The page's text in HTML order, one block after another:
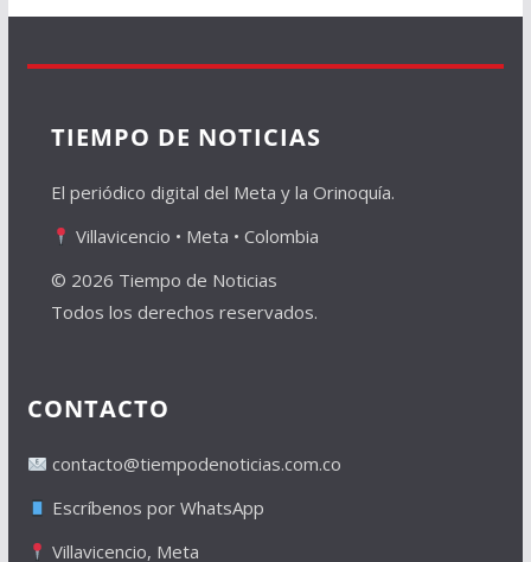
TIEMPO DE NOTICIAS
El periódico digital del Meta y la Orinoquía.
Villavicencio • Meta • Colombia
© 2026 Tiempo de Noticias
Todos los derechos reservados.
CONTACTO
contacto@tiempodenoticias.com.co
Escríbenos por WhatsApp
Villavicencio, Meta